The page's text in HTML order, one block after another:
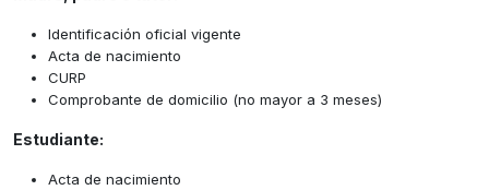
Identificación oficial vigente
Acta de nacimiento
CURP
Comprobante de domicilio (no mayor a 3 meses)
Estudiante:
Acta de nacimiento